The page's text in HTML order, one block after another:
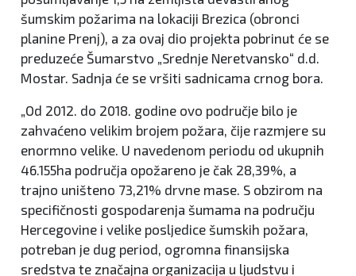
šumskim požarima na lokaciji Brezica (obronci
planine Prenj), a za ovaj dio projekta pobrinut će se
preduzeće Šumarstvo „Srednje Neretvansko“ d.d.
Mostar. Sadnja će se vršiti sadnicama crnog bora.
„Od 2012. do 2018. godine ovo područje bilo je
zahvaćeno velikim brojem požara, čije razmjere su
enormno velike. U navedenom periodu od ukupnih
46.155ha područja opožareno je čak 28,39%, a
trajno uništeno 73,21% drvne mase. S obzirom na
specifičnosti gospodarenja šumama na području
Hercegovine i velike posljedice šumskih požara,
potreban je dug period, ogromna finansijska
sredstva te značajna organizacija u ljudstvu i